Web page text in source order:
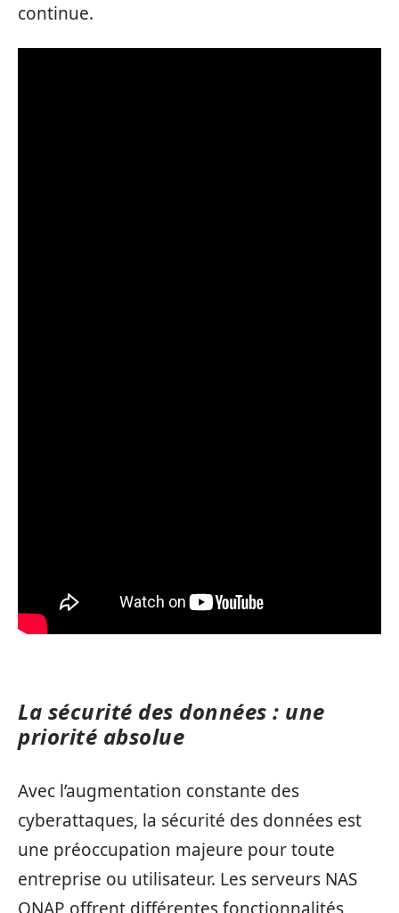
continue.
La sécurité des données : une
priorité absolue
Avec l’augmentation constante des
cyberattaques, la sécurité des données est
une préoccupation majeure pour toute
entreprise ou utilisateur. Les serveurs NAS
QNAP offrent différentes fonctionnalités